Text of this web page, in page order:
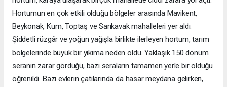
Hortumun en çok etkili olduğu bölgeler arasında Mavikent,
Beykonak, Kum, Toptaş ve Sarıkavak mahalleleri yer aldı.
Şiddetli rüzgâr ve yoğun yağışla birlikte ilerleyen hortum, tarım
bölgelerinde büyük bir yıkıma neden oldu. Yaklaşık 150 dönüm
seranın zarar gördüğü, bazı seraların tamamen yerle bir olduğu
öğrenildi. Bazı evlerin çatılarında da hasar meydana gelirken,